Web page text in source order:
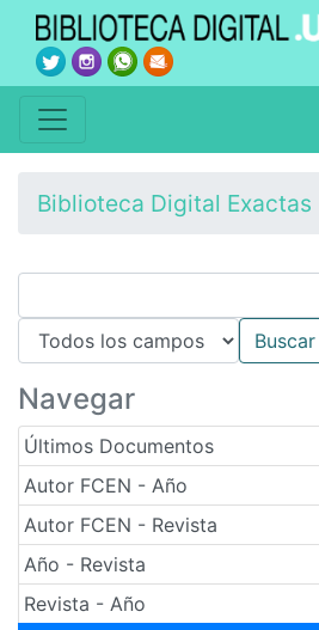
Biblioteca Digital Exactas
Navegar
Últimos Documentos
Autor FCEN - Año
Autor FCEN - Revista
Año - Revista
Revista - Año